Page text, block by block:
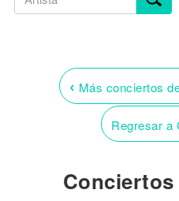
‹ Más conciertos
Regresar a